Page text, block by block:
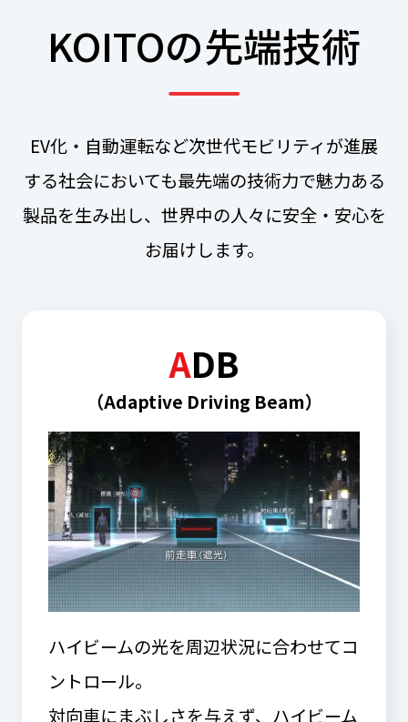
KOITOの先端技術
EV化・自動運転など次世代モビリティが進展
する社会においても最先端の技術力で魅力ある
製品を生み出し、世界中の人々に安全・安心を
お届けします。
ADB
（Adaptive Driving Beam）
ハイビームの光を周辺状況に合わせてコ
ントロール。
対向車にまぶしさを与えず、ハイビーム